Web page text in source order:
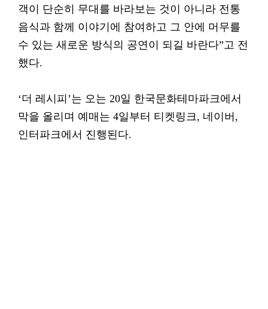
객이 단순히 무대를 바라보는 것이 아니라 전통
음식과 함께 이야기에 참여하고 그 안에 머무를
수 있는 새로운 방식의 공연이 되길 바란다”고 전
했다.
‘더 레시피’는 오는 20일 한국문화테마파크에서
막을 올리며 예매는 4일부터 티켓링크, 네이버,
인터파크에서 진행된다.